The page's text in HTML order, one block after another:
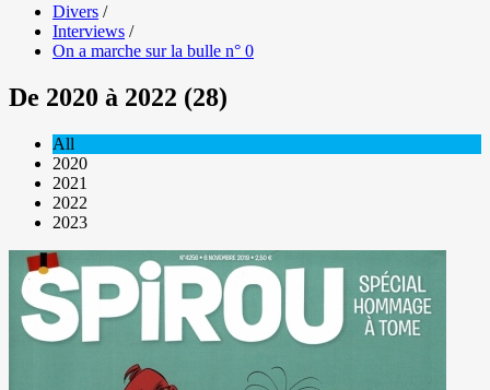
Divers /
Interviews /
On a marche sur la bulle n° 0
De 2020 à 2022 (28)
All
2020
2021
2022
2023